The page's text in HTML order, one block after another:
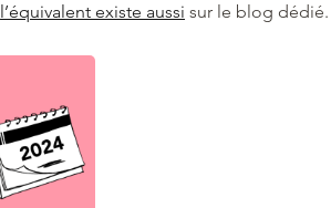
l’équivalent existe aussi sur le blog dédié.